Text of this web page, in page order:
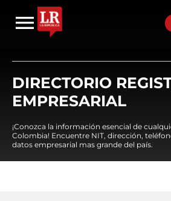
DIRECTORIO
EMPRESARIAL
¡Conozca la información esencial de
Colombia! Encuentre NIT, dirección,
datos empresarial mas grande del país.